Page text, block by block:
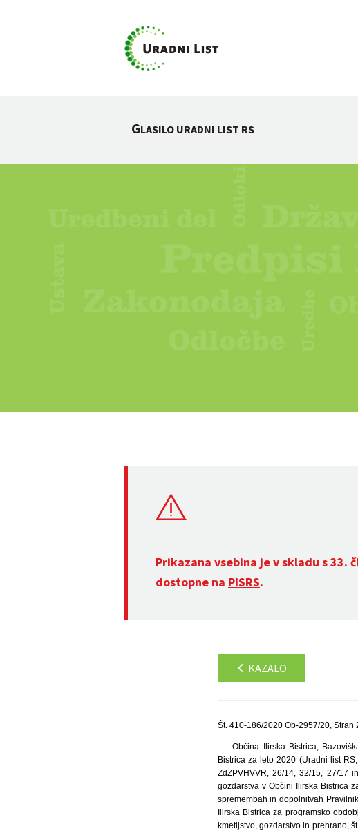
GLASILO URADNI LIST RS
Prikazana vsebina je v skladu s 33.
dostopne na PISRS.
KAZALO
Št. 410-186/2020 Ob-2957/20, Stran
Občina Ilirska Bistrica,
Bistrica za leto 2020 (Uradni list
ZdZPVHVVR, 26/14, 32/15, 27/17
gozdarstva v Občini Ilirska Bistrica
spremembah in dopolnitvah
Ilirska Bistrica za programsko
kmetijstvo, gozdarstvo in prehrano,